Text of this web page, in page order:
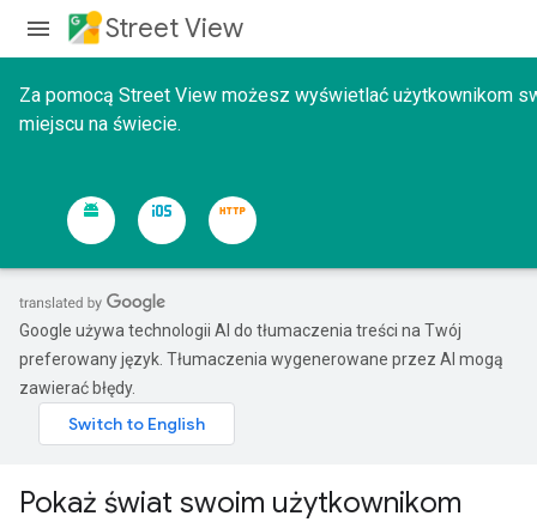
Street View
Za pomocą Street View możesz wyświetlać użytkownikom
miejscu na świecie.
Google używa technologii AI do tłumaczenia treści na Twój
preferowany język. Tłumaczenia wygenerowane przez AI mogą
zawierać błędy.
Pokaż świat swoim użytkownikom